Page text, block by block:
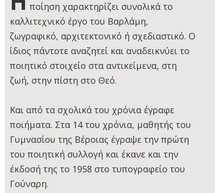
ποίηση χαρακτηρίζει συνολικά το
καλλιτεχνικό έργο του Βαρλάμη,
ζωγραφικό, αρχιτεκτονικό ή σχεδιαστικό. Ο
ίδιος πάντοτε αναζητεί και αναδεικνύει το
ποιητικό στοιχείο στα αντικείμενα, στη
ζωή, στην πίστη στο Θεό.
Και από τα σχολικά του χρόνια έγραφε
ποιήματα. Στα 14 του χρόνια, μαθητής του
Γυμνασίου της Βέροιας έγραψε την πρώτη
του ποιητική συλλογή και έκανε και την
έκδοσή της τo 1958 στο τυπογραφείο του
Γούναρη.